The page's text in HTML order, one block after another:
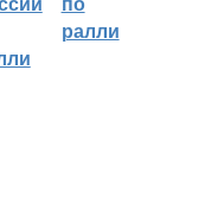
ралли